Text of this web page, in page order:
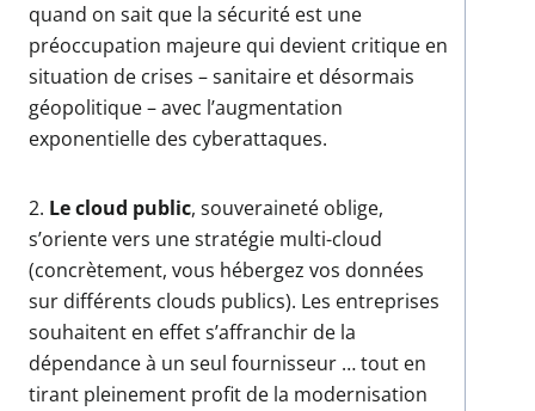
quand on sait que la sécurité est une
préoccupation majeure qui devient critique en
situation de crises – sanitaire et désormais
géopolitique – avec l’augmentation
exponentielle des cyberattaques.
2. Le cloud public, souveraineté oblige,
s’oriente vers une stratégie multi-cloud
(concrètement, vous hébergez vos données
sur différents clouds publics). Les entreprises
souhaitent en effet s’affranchir de la
dépendance à un seul fournisseur … tout en
tirant pleinement profit de la modernisation